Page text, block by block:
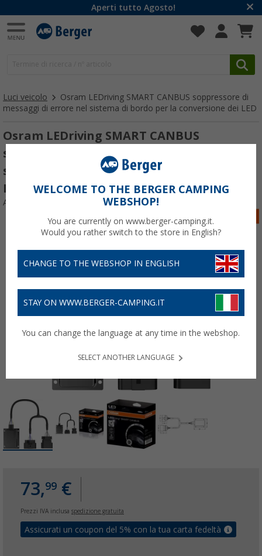
Aperti tutto Agosto!
Luci veicolo
Osram LEDriving SMART CANBUS soppressore di
messaggi di errore nel sistema di bordo per la conversione dei LED
Osram LEDriving SMART CANBUS
soppressore di messaggi di guasto nel
sistema di bordo per la conversione dei
LED LEDSC02-1
Articolo n: 797873
73,99 €
Prezzi IVA inclusa spedizione gratuita
Assicurati un coupon del 5% con la tua carta fedeltà
WELCOME TO THE BERGER CAMPING
WEBSHOP!
You are currently on www.berger-camping.it.
Would you rather switch to the store in English?
CHANGE TO THE WEBSHOP IN ENGLISH
STAY ON WWW.BERGER-CAMPING.IT
You can change the language at any time in the webshop.
SELECT ANOTHER LANGUAGE